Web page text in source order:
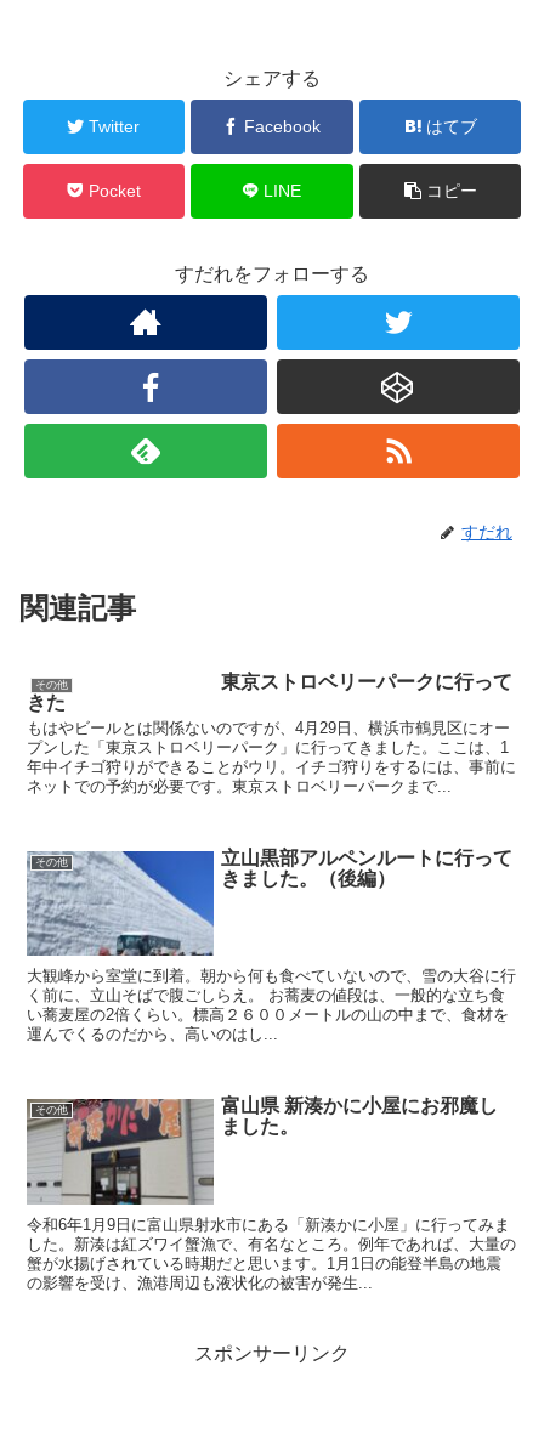
シェアする
Twitter Facebook はてブ
Pocket LINE コピー
すだれをフォローする
すだれ
関連記事
その他
東京ストロベリーパークに行って
きた
もはやビールとは関係ないのですが、4月29日、横浜市鶴見区にオー
プンした「東京ストロベリーパーク」に行ってきました。ここは、1
年中イチゴ狩りができることがウリ。イチゴ狩りをするには、事前に
ネットでの予約が必要です。東京ストロベリーパークまで...
その他
立山黒部アルペンルートに行って
きました。（後編）
大観峰から室堂に到着。朝から何も食べていないので、雪の大谷に行
く前に、立山そばで腹ごしらえ。 お蕎麦の値段は、一般的な立ち食
い蕎麦屋の2倍くらい。標高２６００メートルの山の中まで、食材を
運んでくるのだから、高いのはし...
その他
富山県 新湊かに小屋にお邪魔し
ました。
令和6年1月9日に富山県射水市にある「新湊かに小屋」に行ってみま
した。新湊は紅ズワイ蟹漁で、有名なところ。例年であれば、大量の
蟹が水揚げされている時期だと思います。1月1日の能登半島の地震
の影響を受け、漁港周辺も液状化の被害が発生...
スポンサーリンク